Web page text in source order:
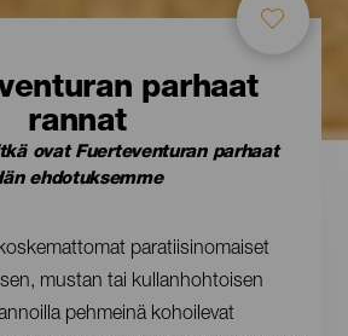
parhaat
rannat
ovat Fuerteventuran parhaat
ehdotuksemme
paratiisinomaiset
mustan tai kullanhohtoisen
pehmeinä kohoilevat